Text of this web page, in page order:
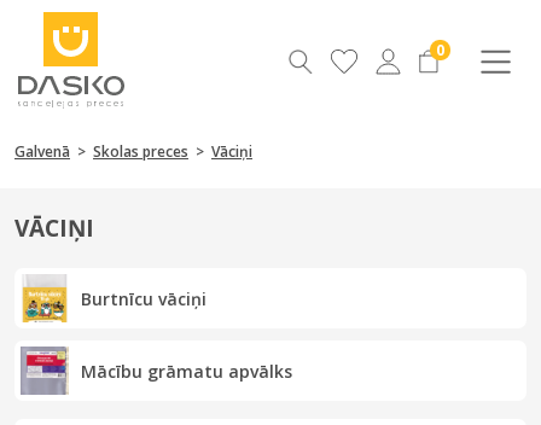
0
Galvenā > Skolas preces > Vāciņi
VĀCIŅI
Burtnīcu vāciņi
Mācību grāmatu apvālks